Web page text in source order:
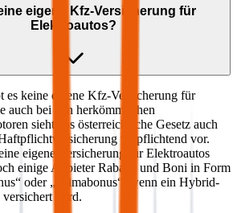
eigene Kfz-Versicherung für
Elektroautos?
es keine eigene Kfz-Versicherung für
auch bei den herkömmlichen
sieht das österreichische Gesetz auch
verpflichtend vor.
eigene Versicherung für Elektroautos
einige Anbieter Rabatte und Boni in Form
oder „Klimabonus“, wenn ein Hybrid-
wird.